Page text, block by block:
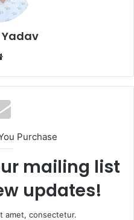
Yadav
b
s
i
e
Purchase
mailing list
updates!
amet, consectetur.